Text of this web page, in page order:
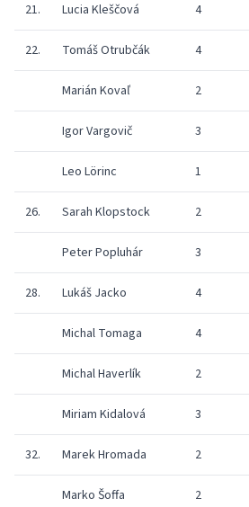
21. Lucia Kleščová 4
22. Tomáš Otrubčák 4
Marián Kovaľ 2
Igor Vargovič 3
Leo Lörinc 1
26. Sarah Klopstock 2
Peter Popluhár 3
28. Lukáš Jacko 4
Michal Tomaga 4
Michal Haverlík 2
Miriam Kidalová 3
32. Marek Hromada 2
Marko Šoffa 2